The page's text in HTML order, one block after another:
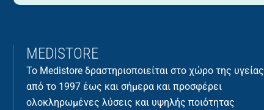
MEDISTORE
Το Medistore δραστηριοποιείται στο χώρο της υγείας
από το 1997 έως και σήμερα και προσφέρει
ολοκληρωμένες λύσεις και υψηλής ποιότητας